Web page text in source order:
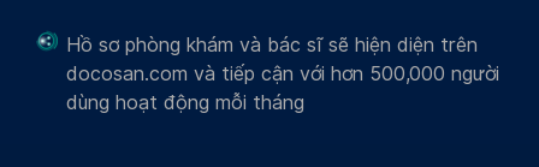
Hồ sơ phòng khám và bác sĩ sẽ hiện diện trên
docosan.com và tiếp cận với hơn 500,000 người
dùng hoạt động mỗi tháng